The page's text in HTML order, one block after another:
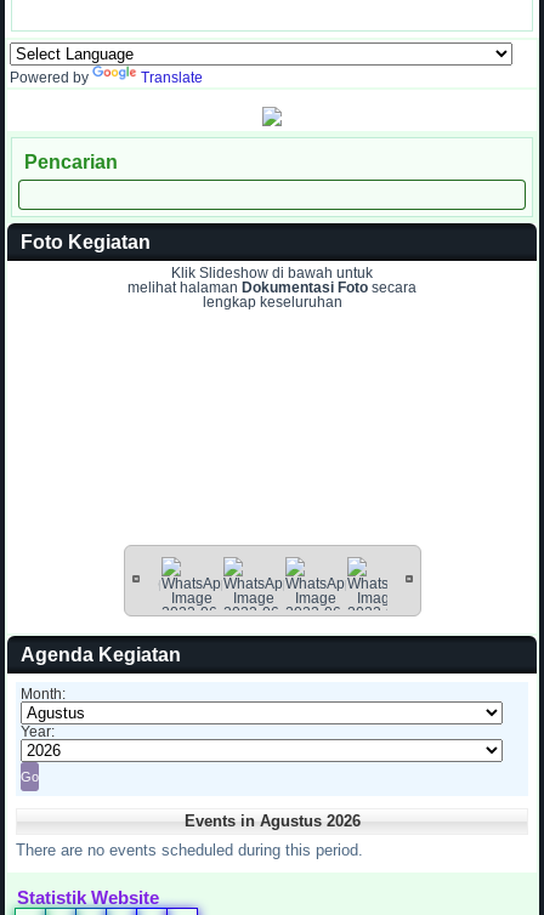
Powered by Translate
Pencarian
Foto Kegiatan
Klik Slideshow di bawah untuk
melihat halaman Dokumentasi Foto secara
lengkap keseluruhan
Agenda Kegiatan
Month:
Year:
Events in Agustus 2026
There are no events scheduled during this period.
Statistik Website